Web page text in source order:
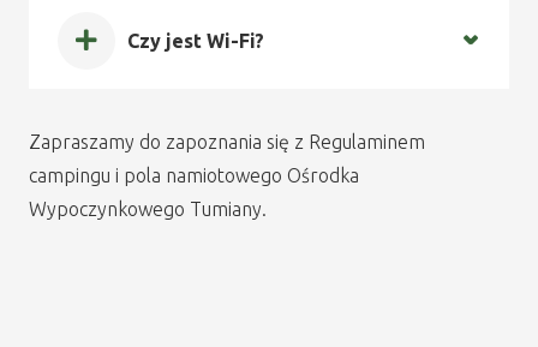
Czy jest Wi-Fi?
Zapraszamy do zapoznania się z Regulaminem
campingu i pola namiotowego Ośrodka
Wypoczynkowego Tumiany.